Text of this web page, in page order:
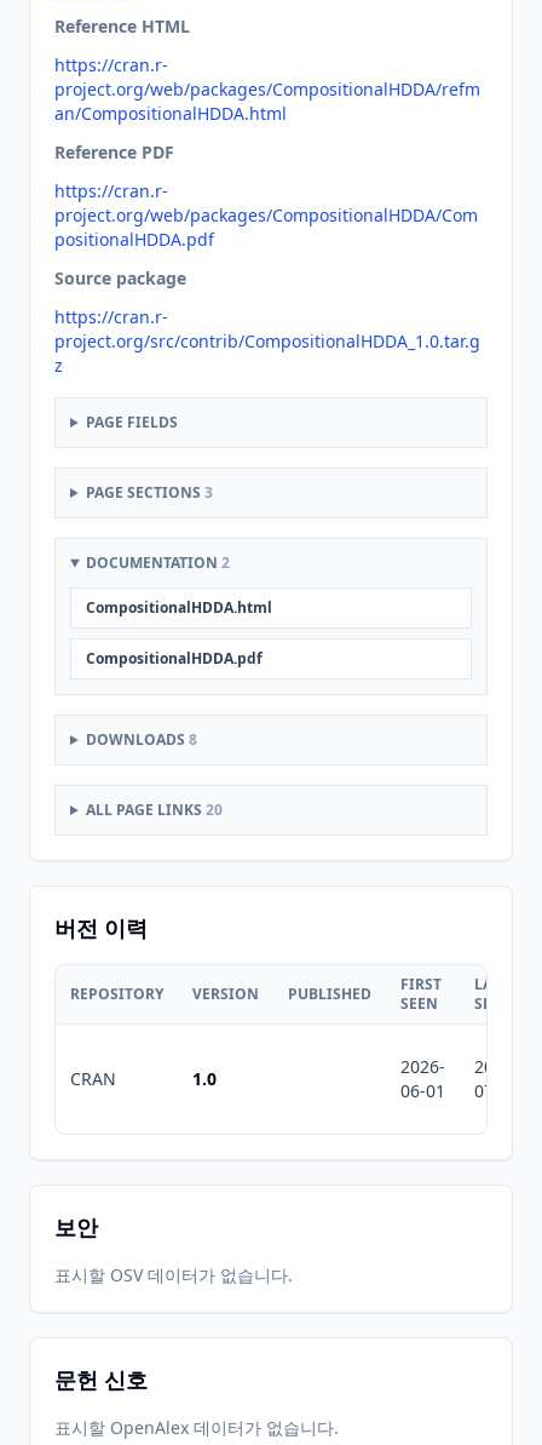
Reference HTML
https://cran.r-
project.org/web/packages/CompositionalHDDA/refm
an/CompositionalHDDA.html
Reference PDF
https://cran.r-
project.org/web/packages/CompositionalHDDA/Com
positionalHDDA.pdf
Source package
https://cran.r-
project.org/src/contrib/CompositionalHDDA_1.0.tar.g
z
PAGE FIELDS
PAGE SECTIONS 3
DOCUMENTATION 2
CompositionalHDDA.html
CompositionalHDDA.pdf
DOWNLOADS 8
ALL PAGE LINKS 20
버전 이력
REPOSITORY VERSION PUBLISHED
FIRST
SEEN
LAST
SEEN
CRAN 1.0
2026-
06-01
2026-
07-10
보안
표시할 OSV 데이터가 없습니다.
문헌 신호
표시할 OpenAlex 데이터가 없습니다.